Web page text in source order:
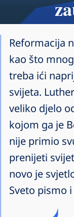
Reformacija
kao što
treba ići
svijeta.
veliko djelo
kojom ga je
nije primio
prenijeti
novo je
Sveto pismo